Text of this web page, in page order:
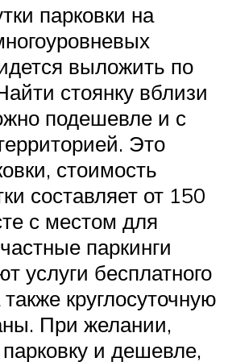
парковки на
выложить по
стоянку вблизи
подешевле и с
Это
стоимость
составляет от 150
с местом для
паркинги
услуги бесплатного
круглосуточную
При желании,
и дешевле,